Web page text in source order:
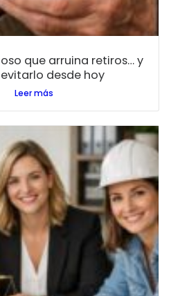
que arruina retiros… y
desde hoy
Leer más